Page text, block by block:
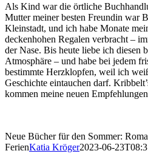
Als Kind war die örtliche
Mutter meiner besten Freundin war
Kleinstadt, und ich habe Monate
deckenhohen Regalen verbracht –
der Nase. Bis heute liebe ich diesen
Atmosphäre – und habe bei jedem
bestimmte Herzklopfen, weil ich
Geschichte eintauchen darf.
kommen meine neuen
Neue Bücher für den Sommer:
FerienKatia Kröger2023-06-